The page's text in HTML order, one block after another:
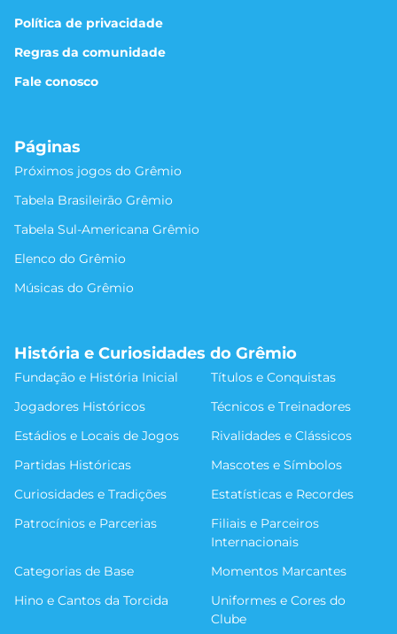
Política de privacidade
Regras da comunidade
Fale conosco
Páginas
Próximos jogos do Grêmio
Tabela Brasileirão Grêmio
Tabela Sul-Americana Grêmio
Elenco do Grêmio
Músicas do Grêmio
História e Curiosidades do Grêmio
Fundação e História Inicial
Títulos e Conquistas
Jogadores Históricos
Técnicos e Treinadores
Estádios e Locais de Jogos
Rivalidades e Clássicos
Partidas Históricas
Mascotes e Símbolos
Curiosidades e Tradições
Estatísticas e Recordes
Patrocínios e Parcerias
Filiais e Parceiros
Internacionais
Categorias de Base
Momentos Marcantes
Hino e Cantos da Torcida
Uniformes e Cores do
Clube